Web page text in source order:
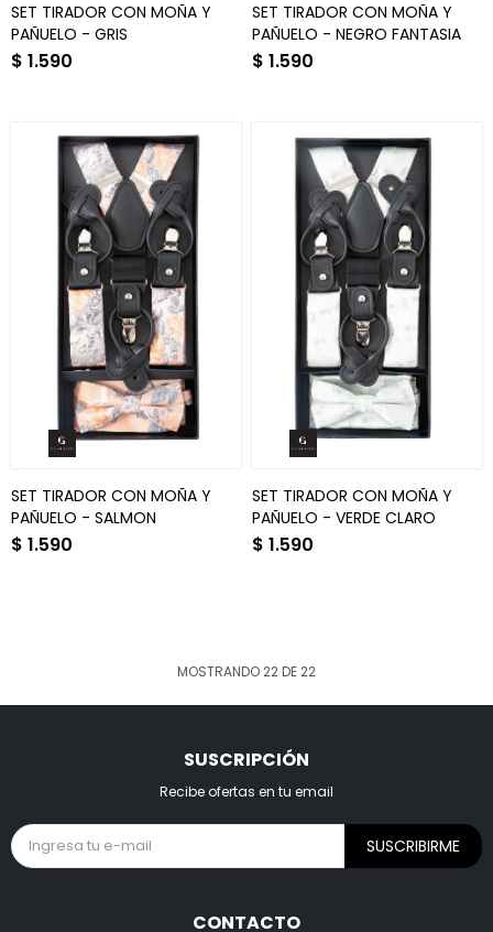
SET TIRADOR CON MOÑA Y
PAÑUELO - GRIS
$ 1.590
SET TIRADOR CON MOÑA Y
PAÑUELO - NEGRO FANTASIA
$ 1.590
SET TIRADOR CON MOÑA Y
PAÑUELO - SALMON
$ 1.590
SET TIRADOR CON MOÑA Y
PAÑUELO - VERDE CLARO
$ 1.590
MOSTRANDO 22DE 22
CONTACTO
SUSCRIPCIÓN
Recibe ofertas en tu email
SUSCRIBIRME